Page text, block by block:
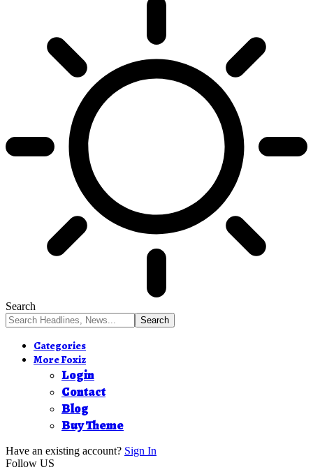
Search
Categories
More Foxiz
Login
Contact
Blog
Buy Theme
Have an existing account? Sign In
Follow US